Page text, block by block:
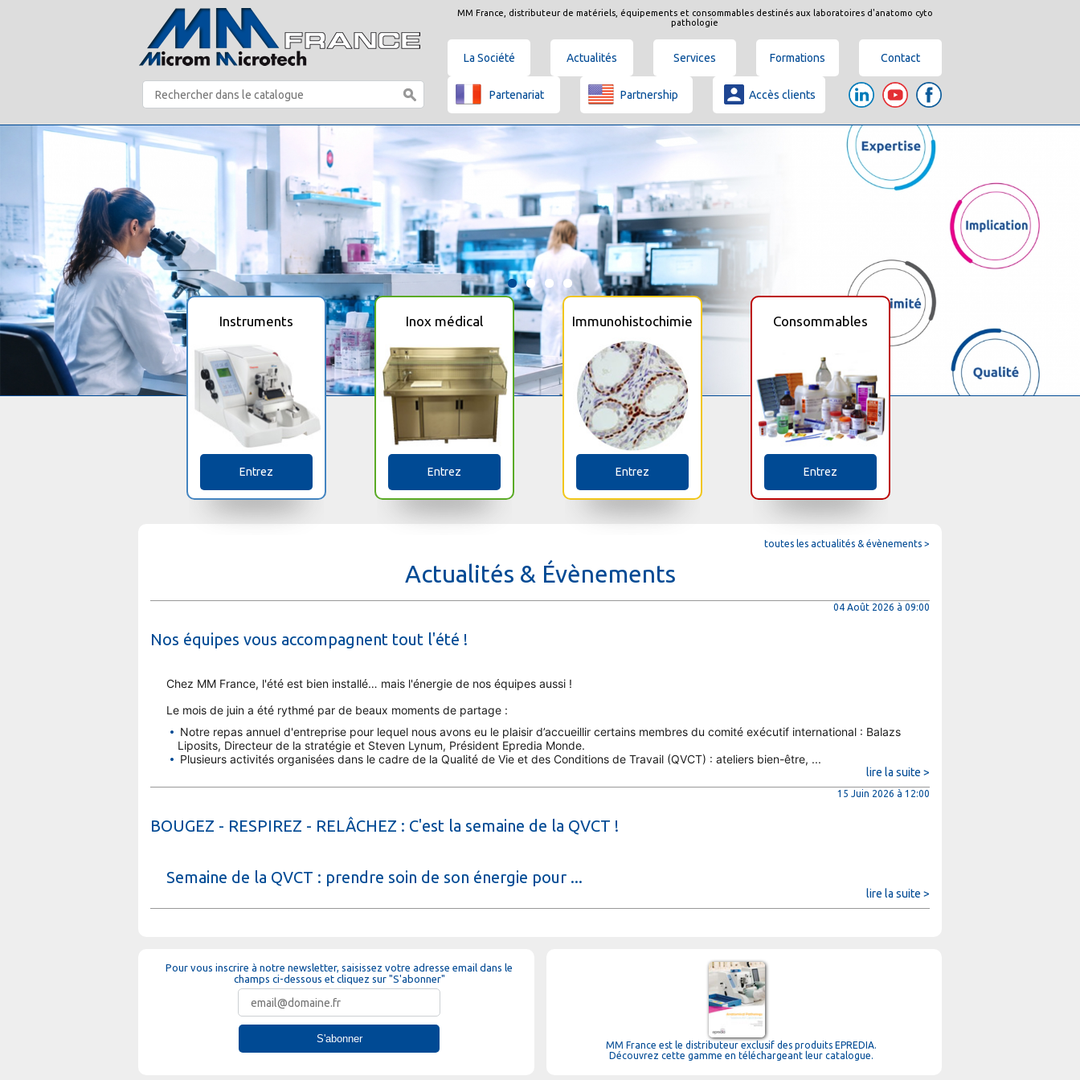
MM France, distributeur de matériels, équipements et consommables destinés aux laboratoires d'anatomo cyto
pathologie
La Société Actualités Services Formations Contact
Partenariat Partnership Accès clients
Instruments
Entrez
Inox médical
Entrez
Immunohistochimie
Entrez
Consommables
Entrez
Actualités & Évènements
toutes les actualités & évènements >
Nos équipes vous accompagnent tout l'été !
04 Août 2026 à 09:00
Chez MM France, l'été est bien installé… mais l'énergie de nos équipes aussi !
Le mois de juin a été rythmé par de beaux moments de partage :
Notre repas annuel d'entreprise pour lequel nous avons eu le plaisir d’accueillir certains membres du comité exécutif international : Balazs
Liposits, Directeur de la stratégie et Steven Lynum, Président Epredia Monde.
Plusieurs activités organisées dans le cadre de la Qualité de Vie et des Conditions de Travail (QVCT) : ateliers bien-être, ...
lire la suite >
BOUGEZ - RESPIREZ - RELÂCHEZ : C'est la semaine de la QVCT !
15 Juin 2026 à 12:00
Semaine de la QVCT : prendre soin de son énergie pour ...
lire la suite >
Pour vous inscrire à notre newsletter, saisissez votre adresse email dans le
champs ci-dessous et cliquez sur "S'abonner"
S'abonner
MM France est le distributeur exclusif des produits EPREDIA.
Découvrez cette gamme en téléchargeant leur catalogue.